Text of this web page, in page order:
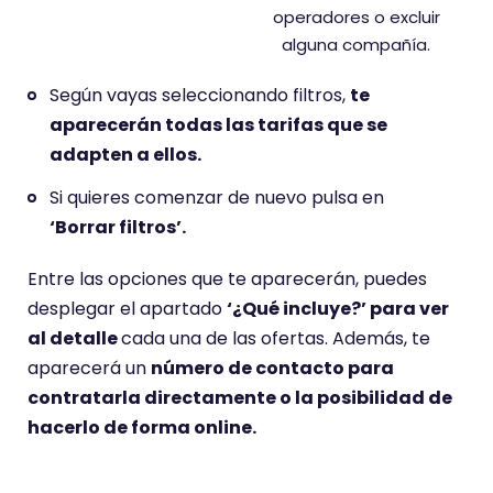
operadores o excluir
alguna compañía.
Según vayas seleccionando filtros, te
aparecerán todas las tarifas que se
adapten a ellos.
Si quieres comenzar de nuevo pulsa en
‘Borrar filtros’.
Entre las opciones que te aparecerán, puedes
desplegar el apartado‘¿Qué incluye?’ para ver
al detallecada una de las ofertas. Además, te
aparecerá un número de contacto para
contratarla directamente o la posibilidad de
hacerlo de forma online.